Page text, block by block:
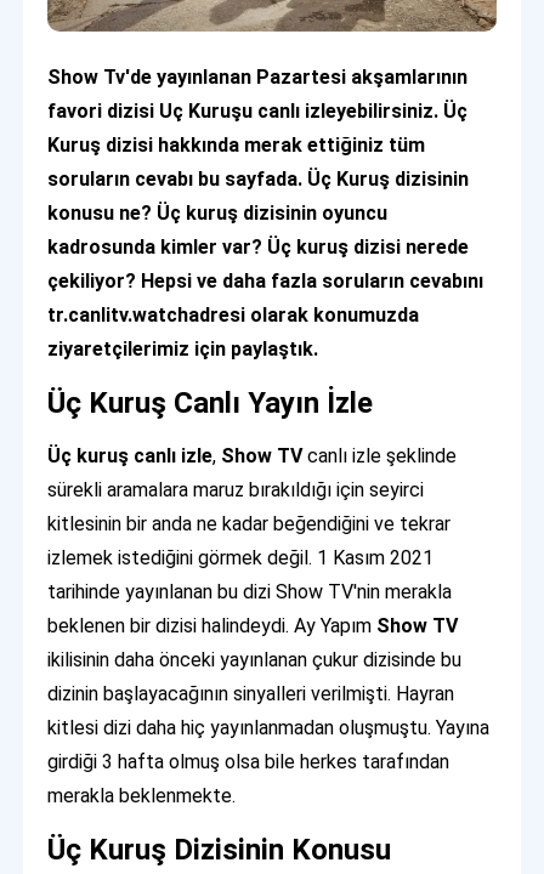
Show Tv'de yayınlanan Pazartesi akşamlarının
favori dizisi Uç Kuruşu canlı izleyebilirsiniz. Üç
Kuruş dizisi hakkında merak ettiğiniz tüm
soruların cevabı bu sayfada. Üç Kuruş dizisinin
konusu ne? Üç kuruş dizisinin oyuncu
kadrosunda kimler var? Üç kuruş dizisi nerede
çekiliyor? Hepsi ve daha fazla soruların cevabını
tr.canlitv.watchadresi olarak konumuzda
ziyaretçilerimiz için paylaştık.
Üç Kuruş Canlı Yayın İzle
Üç kuruş canlı izle, Show TVcanlı izle şeklinde
sürekli aramalara maruz bırakıldığı için seyirci
kitlesinin bir anda ne kadar beğendiğini ve tekrar
izlemek istediğini görmek değil. 1 Kasım 2021
tarihinde yayınlanan bu dizi Show TV'nin merakla
beklenen bir dizisi halindeydi. Ay Yapım Show TV
ikilisinin daha önceki yayınlanan çukur dizisinde bu
dizinin başlayacağının sinyalleri verilmişti. Hayran
kitlesi dizi daha hiç yayınlanmadan oluşmuştu. Yayına
girdiği 3 hafta olmuş olsa bile herkes tarafından
merakla beklenmekte.
Üç Kuruş Dizisinin Konusu